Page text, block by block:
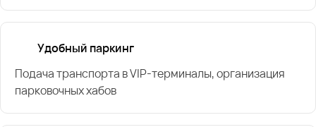
Удобный паркинг
Подача транспорта в VIP-терминалы, организация
парковочных хабов